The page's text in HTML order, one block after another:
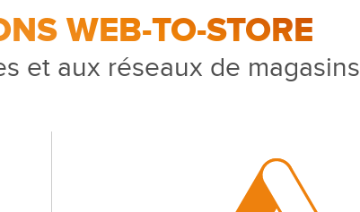
WEB-TO-STORE
et aux réseaux de magasins